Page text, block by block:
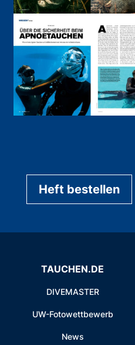
Heft bestellen
TAUCHEN.DE
DIVEMASTER
UW-Fotowettbewerb
News